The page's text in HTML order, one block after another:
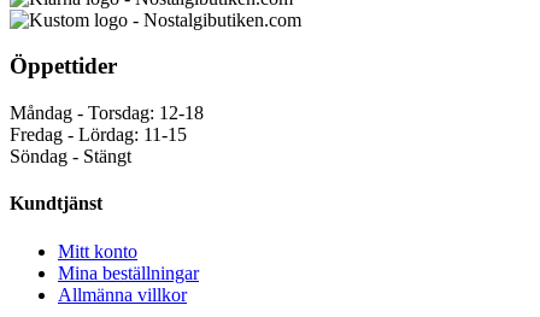
Öppettider
Måndag - Torsdag: 12-18
Fredag - Lördag: 11-15
Söndag - Stängt
Kundtjänst
Mitt konto
Mina beställningar
Allmänna villkor